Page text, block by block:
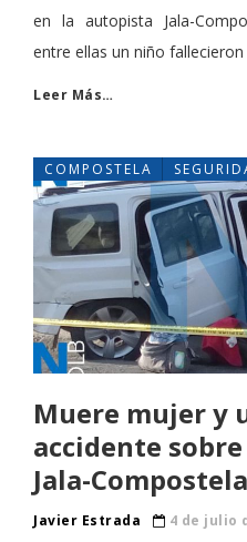
en la autopista Jala-
entre ellas un niño
Leer Más…
COMPOSTELA
Muere mujer y
accidente
Jala-Compostela
Javier Estrada
4 de julio